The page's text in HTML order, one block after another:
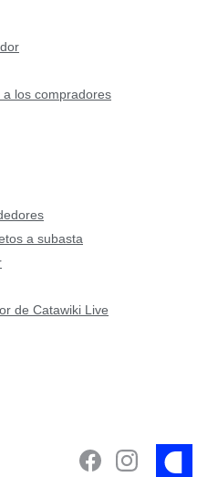
los compradores
a subasta
de Catawiki Live